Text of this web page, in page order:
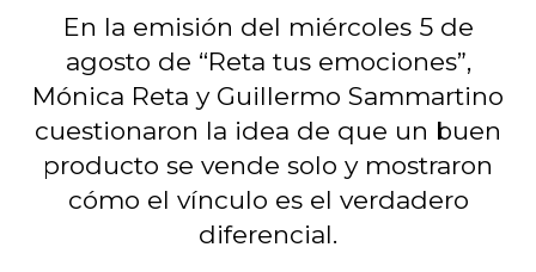
En la emisión del miércoles 5 de
agosto de “Reta tus emociones”,
Mónica Reta y Guillermo Sammartino
cuestionaron la idea de que un buen
producto se vende solo y mostraron
cómo el vínculo es el verdadero
diferencial.